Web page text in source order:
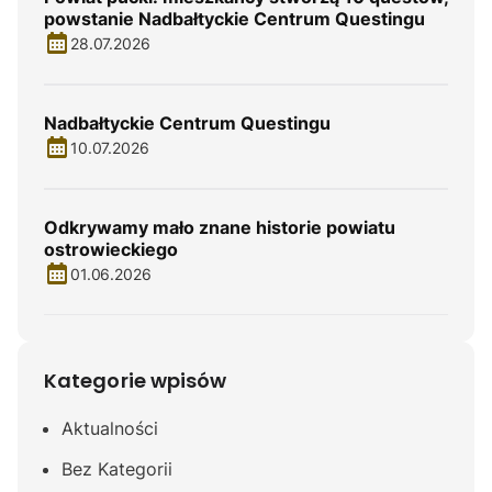
powstanie Nadbałtyckie Centrum Questingu
28.07.2026
Nadbałtyckie Centrum Questingu
10.07.2026
Odkrywamy mało znane historie powiatu
ostrowieckiego
01.06.2026
Kategorie wpisów
Aktualności
Bez Kategorii